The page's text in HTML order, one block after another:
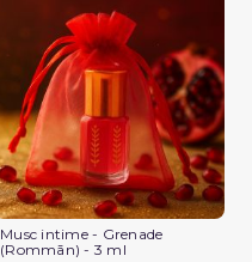
Musc intime - Grenade
(Rommān) - 3 ml